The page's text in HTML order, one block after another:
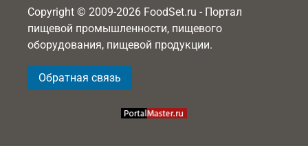
Copyright © 2009-2026 FoodSet.ru - Портал
пищевой промышленности, пищевого
оборудования, пищевой продукции.
Обратная связь